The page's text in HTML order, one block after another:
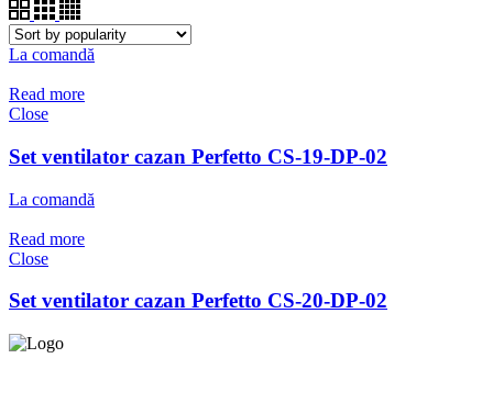
La comandă
Read more
Close
Set ventilator cazan Perfetto CS-19-DP-02
La comandă
Read more
Close
Set ventilator cazan Perfetto CS-20-DP-02